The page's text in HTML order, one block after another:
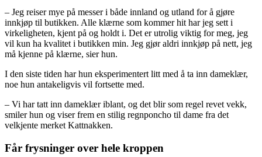
– Jeg reiser mye på messer i både innland og utland for å gjøre
innkjøp til butikken. Alle klærne som kommer hit har jeg sett i
virkeligheten, kjent på og holdt i. Det er utrolig viktig for meg, jeg
vil kun ha kvalitet i butikken min. Jeg gjør aldri innkjøp på nett, jeg
må kjenne på klærne, sier hun.
I den siste tiden har hun eksperimentert litt med å ta inn dameklær,
noe hun antakeligvis vil fortsette med.
– Vi har tatt inn dameklær iblant, og det blir som regel revet vekk,
smiler hun og viser frem en stilig regnponcho til dame fra det
velkjente merket Kattnakken.
Får frysninger over hele kroppen